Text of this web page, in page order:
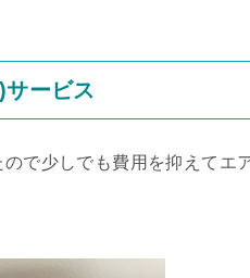
ービス
で少しでも費用を抑えてエ